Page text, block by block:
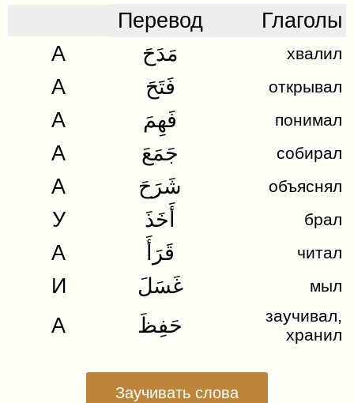
Перевод
Глаголы
A
مَدَحَ хвалил
A فَتَحَ открывал
A فَهِمَ понимал
A جَمَعَ собирал
A شَرَحَ объяснял
У أَخَذَ брал
A قَرَأَ читал
И غَسَلَ мыл
A حَفِظَ
заучивал,
хранил
Заучивать слова